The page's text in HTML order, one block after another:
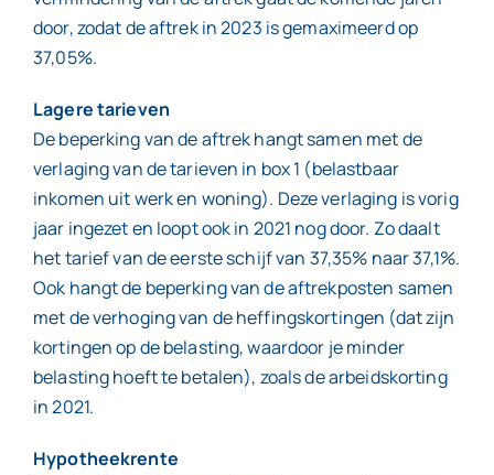
door, zodat de aftrek in 2023 is gemaximeerd op
37,05%.
Lagere tarieven
De beperking van de aftrek hangt samen met de
verlaging van de tarieven in box 1 (belastbaar
inkomen uit werk en woning). Deze verlaging is vorig
jaar ingezet en loopt ook in 2021 nog door. Zo daalt
het tarief van de eerste schijf van 37,35% naar 37,1%.
Ook hangt de beperking van de aftrekposten samen
met de verhoging van de heffingskortingen (dat zijn
kortingen op de belasting, waardoor je minder
belasting hoeft te betalen), zoals de arbeidskorting
in 2021.
Hypotheekrente